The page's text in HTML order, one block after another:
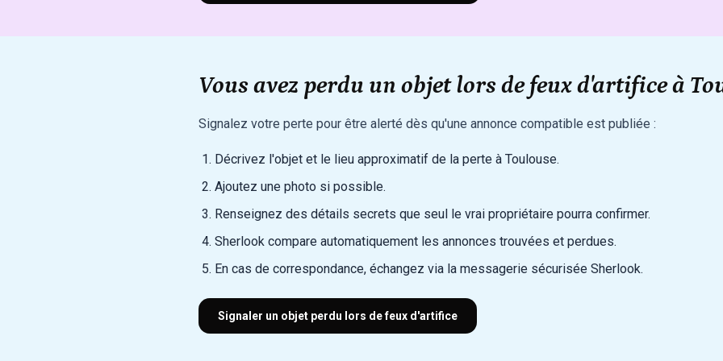
Vous avez perdu un objet lors de feux d'artifice à
Signalez votre perte pour être alerté dès qu'une annonce compatible est publiée :
Décrivez l'objet et le lieu approximatif de la perte à Toulouse.
Ajoutez une photo si possible.
Renseignez des détails secrets que seul le vrai propriétaire pourra confirmer.
Sherlook compare automatiquement les annonces trouvées et perdues.
En cas de correspondance, échangez via la messagerie sécurisée Sherlook.
Signaler un objet perdu lors de feux d'artifice